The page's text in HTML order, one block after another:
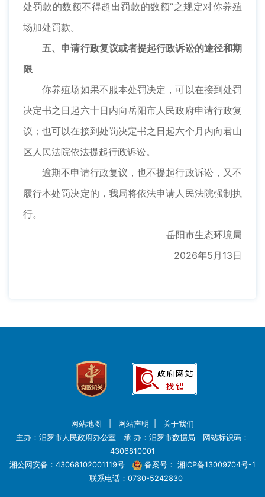
处罚款的数额不得超出罚款的数额”之规定对你养殖
场加处罚款。
五、申请行政复议或者提起行政诉讼的途径和期
限
你养殖场如果不服本处罚决定，可以在接到处罚
决定书之日起六十日内向岳阳市人民政府申请行政复
议；也可以在接到处罚决定书之日起六个月内向君山
区人民法院依法提起行政诉讼。
逾期不申请行政复议，也不提起行政诉讼，又不
履行本处罚决定的，我局将依法申请人民法院强制执
行。
岳阳市生态环境局
2026年5月13日
网站地图 网站声明
关于我们
主办：汨罗市人民政府办公室 承 办：汨罗市数据局 网站标识码：
4306810001
湘公网安备：43068102001119号
备案号： 湘ICP备13009704号-1
联系电话：0730-5242830